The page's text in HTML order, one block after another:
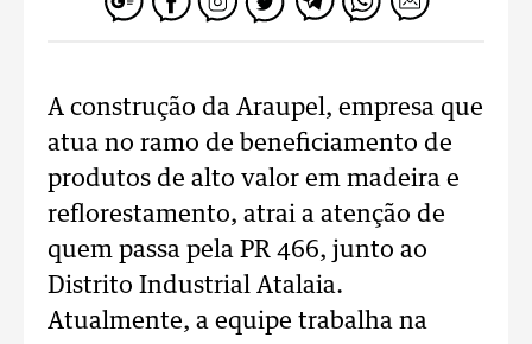
A construção da Araupel, empresa que
atua no ramo de beneficiamento de
produtos de alto valor em madeira e
reflorestamento, atrai a atenção de
quem passa pela PR 466, junto ao
Distrito Industrial Atalaia.
Atualmente, a equipe trabalha na